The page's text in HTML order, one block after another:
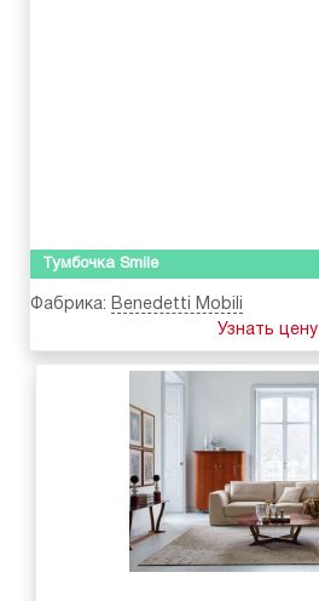
Тумбочка Smile
Фабрика: Benedetti Mobili
Узнать цену